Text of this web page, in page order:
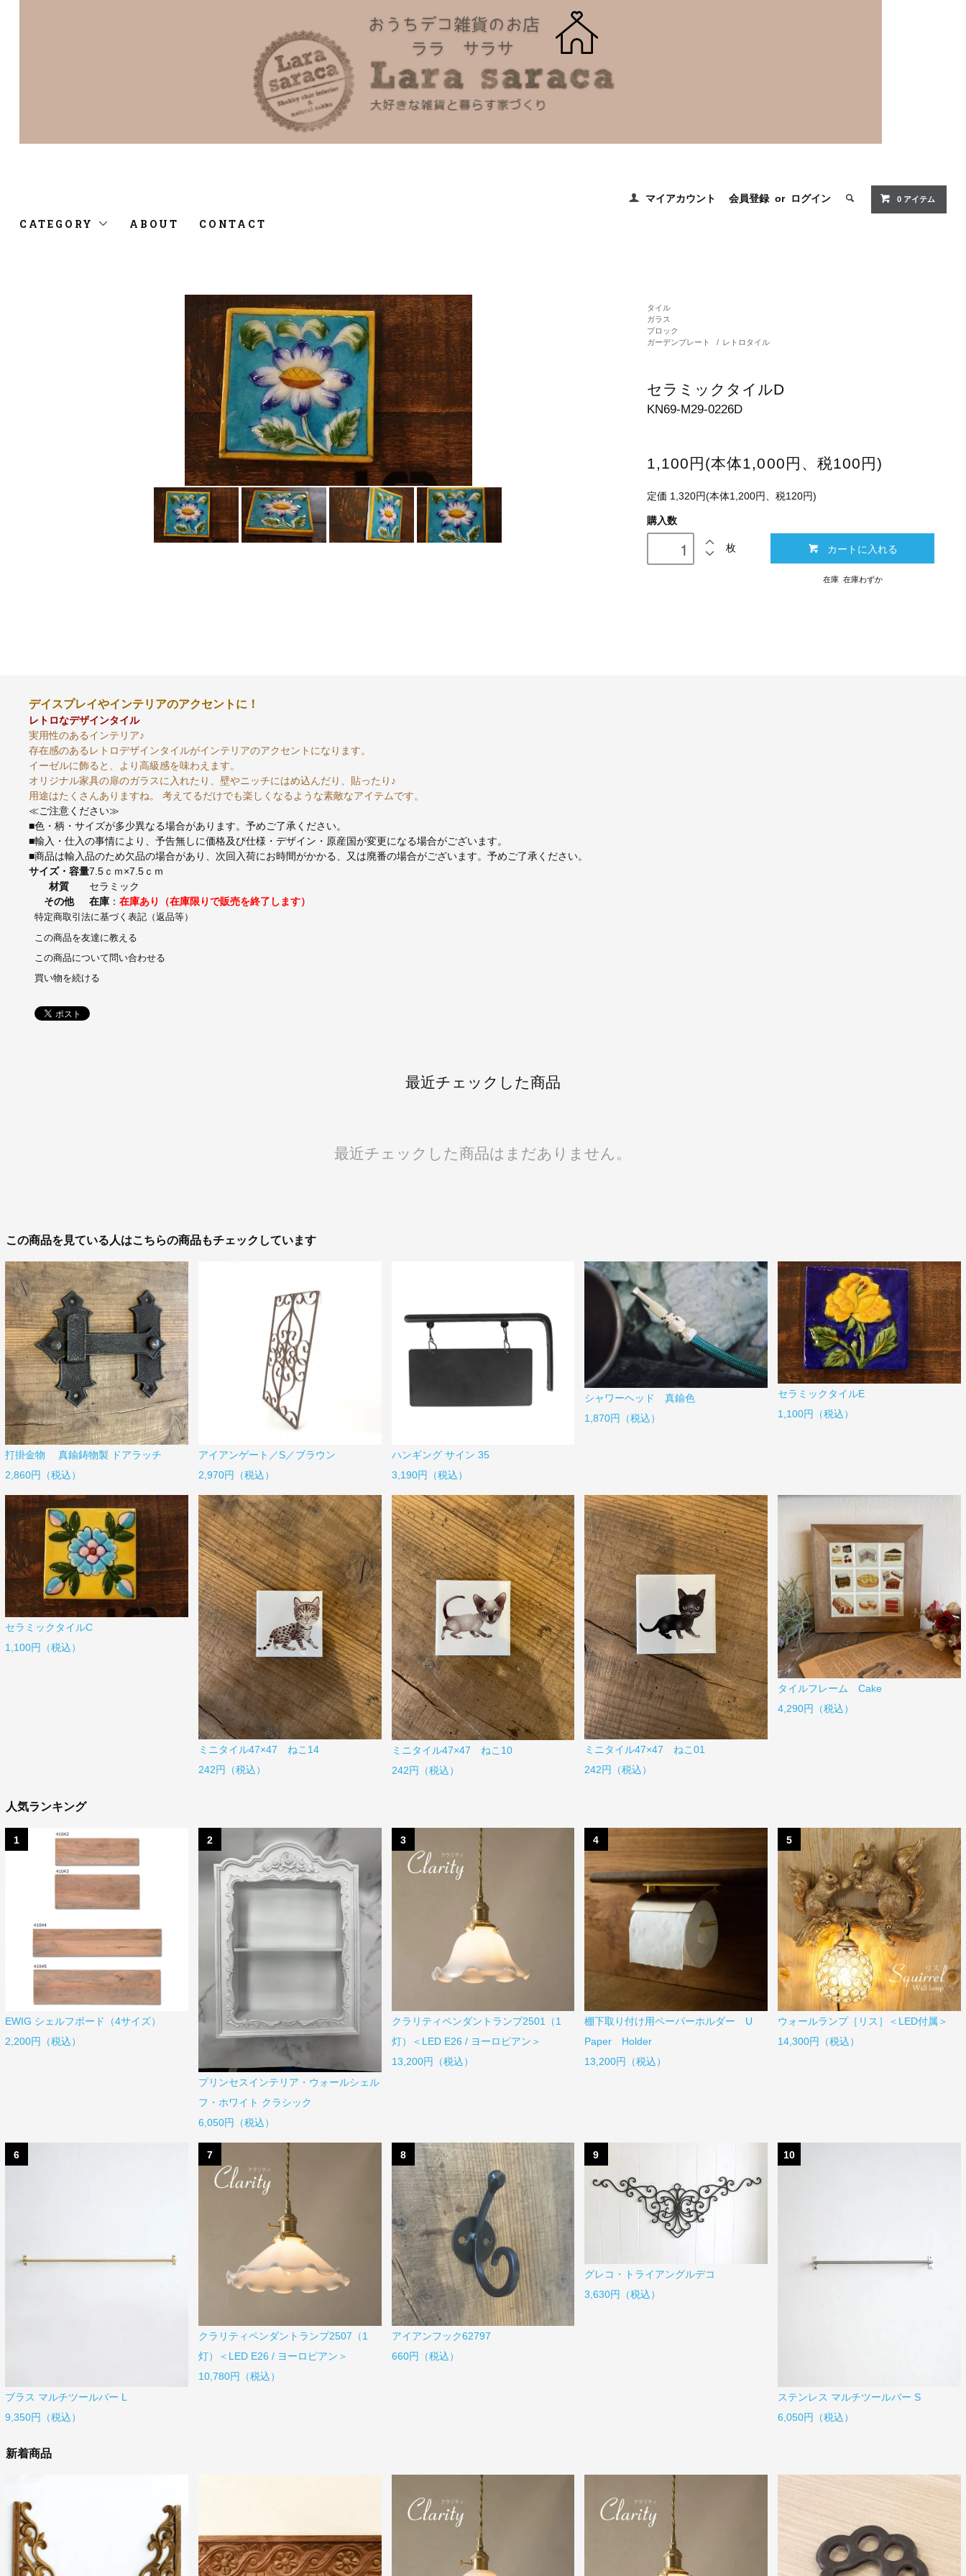
マイアカウント 会員登録 or ログイン 0 アイテム
CATEGORY ABOUT CONTACT
タイル
ガラス
ブロック
ガーデンプレート
/ レトロタイル
セラミックタイルD
KN69-M29-0226D
1,100円(本体1,000円、税100円)
定価 1,320円(本体1,200円、税120円)
購入数
枚 カートに入れる
在庫 在庫わずか
デイスプレイやインテリアのアクセントに！
レトロなデザインタイル
実用性のあるインテリア♪
存在感のあるレトロデザインタイルがインテリアのアクセントになります。
イーゼルに飾ると、より高級感を味わえます。
オリジナル家具の扉のガラスに入れたり、壁やニッチにはめ込んだり、貼ったり♪
用途はたくさんありますね。 考えてるだけでも楽しくなるような素敵なアイテムです。
≪ご注意ください≫
■色・柄・サイズが多少異なる場合があります。予めご了承ください。
■輸入・仕入の事情により、予告無しに価格及び仕様・デザイン・原産国が変更になる場合がございます。
■商品は輸入品のため欠品の場合があり、次回入荷にお時間がかかる、又は廃番の場合がございます。予めご了承ください。
サイズ・容量7.5ｃｍ×7.5ｃｍ
材質
セラミック
その他
在庫： 在庫あり（在庫限りで販売を終了します）
特定商取引法に基づく表記（返品等）
この商品を友達に教える
この商品について問い合わせる
買い物を続ける
最近チェックした商品
最近チェックした商品はまだありません。
この商品を見ている人はこちらの商品もチェックしています
打掛金物 真鍮鋳物製 ドアラッチ
2,860円（税込）
アイアンゲート／S／ブラウン
2,970円（税込）
ハンギング サイン 35
3,190円（税込）
シャワーヘッド 真鍮色
1,870円（税込）
セラミックタイルE
1,100円（税込）
セラミックタイルC
1,100円（税込）
ミニタイル47×47 ねこ14
242円（税込）
ミニタイル47×47 ねこ10
242円（税込）
ミニタイル47×47 ねこ01
242円（税込）
タイルフレーム Cake
4,290円（税込）
人気ランキング
1
EWIG シェルフボード（4サイズ）
2,200円（税込）
2
プリンセスインテリア・ウォールシェル
フ・ホワイト クラシック
6,050円（税込）
3
クラリティペンダントランプ2501（1
灯）＜LED E26 / ヨーロピアン＞
13,200円（税込）
4
棚下取り付け用ペーパーホルダー U
Paper Holder
13,200円（税込）
5
ウォールランプ［リス］＜LED付属＞
14,300円（税込）
6
ブラス マルチツールバー L
9,350円（税込）
7
クラリティペンダントランプ2507（1
灯）＜LED E26 / ヨーロピアン＞
10,780円（税込）
8
アイアンフック62797
660円（税込）
9
グレコ・トライアングルデコ
3,630円（税込）
10
ステンレス マルチツールバー S
6,050円（税込）
新着商品